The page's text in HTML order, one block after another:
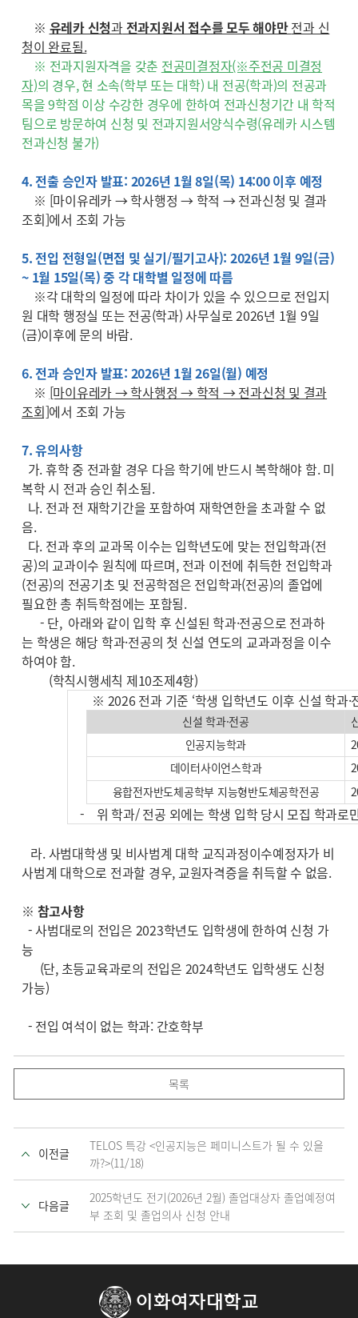
※ 유레카 신청과전과지원서 접수를 모두 해야만전과 신
청이 완료됨.
※ 전과지원자격을 갖춘 전공미결정자(※주전공 미결정
자)의 경우, 현 소속(학부 또는 대학) 내 전공(학과)의 전공과
목을 9학점 이상 수강한 경우에 한하여 전과신청기간 내 학적
팀으로 방문하여 신청 및 전과지원서양식수령(유레카 시스템
전과신청 불가)
4. 전출 승인자 발표: 2026년 1월 8일(목) 14:00 이후 예정
※ [마이유레카 → 학사행정 → 학적 → 전과신청 및 결과
조회]에서 조회 가능
5. 전입 전형일(면접 및 실기/필기고사): 2026년 1월 9일(금)
~ 1월 15일(목) 중 각 대학별 일정에 따름
※각 대학의 일정에 따라 차이가 있을 수 있으므로 전입지
원 대학 행정실 또는 전공(학과) 사무실로 2026년 1월 9일
(금)이후에 문의 바람.
6. 전과 승인자 발표: 2026년 1월 26일(월) 예정
※ [마이유레카 → 학사행정 → 학적 → 전과신청 및 결과
조회]에서 조회 가능
7. 유의사항
가. 휴학 중 전과할 경우 다음 학기에 반드시 복학해야 함. 미
복학 시 전과 승인 취소됨.
나. 전과 전 재학기간을 포함하여 재학연한을 초과할 수 없
음.
다. 전과 후의 교과목 이수는 입학년도에 맞는 전입학과(전
공)의 교과이수 원칙에 따르며, 전과 이전에 취득한 전입학과
(전공)의 전공기초 및 전공학점은 전입학과(전공)의 졸업에
필요한 총 취득학점에는 포함됨.
- 단, 아래와 같이 입학 후 신설된 학과·전공으로 전과하
는 학생은 해당 학과·전공의 첫 신설 연도의 교과과정을 이수
하여야 함.
(학칙시행세칙 제10조제4항)
※ 2026 전과 기준 ‘학생 입학년도 이후 신설 학과·
신설 학과·전공
인공지능학과
데이터사이언스학과
융합전자반도체공학부 지능형반도체공학전공
- 위 학과/ 전공 외에는 학생 입학 당시 모집 학과로
라. 사범대학생 및 비사범계 대학 교직과정이수예정자가 비
사범계 대학으로 전과할 경우, 교원자격증을 취득할 수 없음.
※ 참고사항
- 사범대로의 전입은 2023학년도 입학생에 한하여 신청 가
능
(단, 초등교육과로의 전입은 2024학년도 입학생도 신청
가능)
- 전입 여석이 없는 학과: 간호학부
목록
이전글
TELOS 특강 <인공지능은 페미니스트가 될 수 있을
까?>(11/18)
다음글
2025학년도 전기(2026년 2월) 졸업대상자 졸업예정여
부 조회 및 졸업의사 신청 안내
이화여자대학교